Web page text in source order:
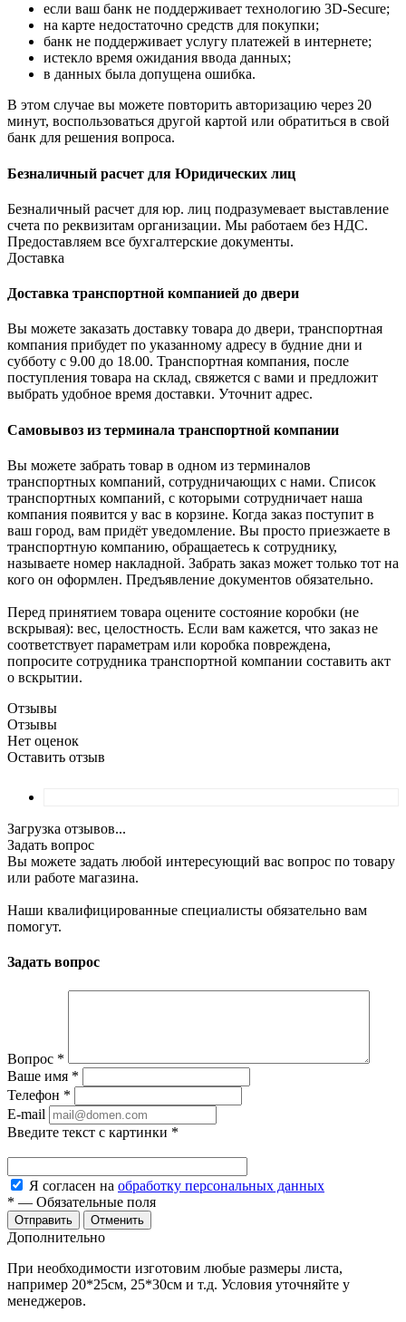
если ваш банк не поддерживает технологию 3D-Secure;
на карте недостаточно средств для покупки;
банк не поддерживает услугу платежей в интернете;
истекло время ожидания ввода данных;
в данных была допущена ошибка.
В этом случае вы можете повторить авторизацию через 20
минут, воспользоваться другой картой или обратиться в свой
банк для решения вопроса.
Безналичный расчет для Юридических лиц
Безналичный расчет для юр. лиц подразумевает выставление
счета по реквизитам организации. Мы работаем без НДС.
Предоставляем все бухгалтерские документы.
Доставка
Доставка транспортной компанией до двери
Вы можете заказать доставку товара до двери, транспортная
компания прибудет по указанному адресу в будние дни и
субботу с 9.00 до 18.00. Транспортная компания, после
поступления товара на склад, свяжется с вами и предложит
выбрать удобное время доставки. Уточнит адрес.
Самовывоз из терминала транспортной компании
Вы можете забрать товар в одном из терминалов
транспортных компаний, сотрудничающих с нами. Список
транспортных компаний, с которыми сотрудничает наша
компания появится у вас в корзине. Когда заказ поступит в
ваш город, вам придёт уведомление. Вы просто приезжаете в
транспортную компанию, обращаетесь к сотруднику,
называете номер накладной. Забрать заказ может только тот на
кого он оформлен. Предъявление документов обязательно.
Перед принятием товара оцените состояние коробки (не
вскрывая): вес, целостность. Если вам кажется, что заказ не
соответствует параметрам или коробка повреждена,
попросите сотрудника транспортной компании составить акт
о вскрытии.
Отзывы
Отзывы
Нет оценок
Оставить отзыв
Загрузка отзывов...
Задать вопрос
Вы можете задать любой интересующий вас вопрос по товару
или работе магазина.
Наши квалифицированные специалисты обязательно вам
помогут.
Задать вопрос
Вопрос *
Ваше имя *
Телефон *
E-mail
Введите текст с картинки *
Я согласен на обработку персональных данных
* — Обязательные поля
Отменить
Дополнительно
При необходимости изготовим любые размеры листа,
например 20*25см, 25*30см и т.д. Условия уточняйте у
менеджеров.